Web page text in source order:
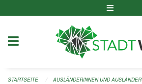
STARTSEITE AUSLÄNDERINNEN UND AUSLÄNDER